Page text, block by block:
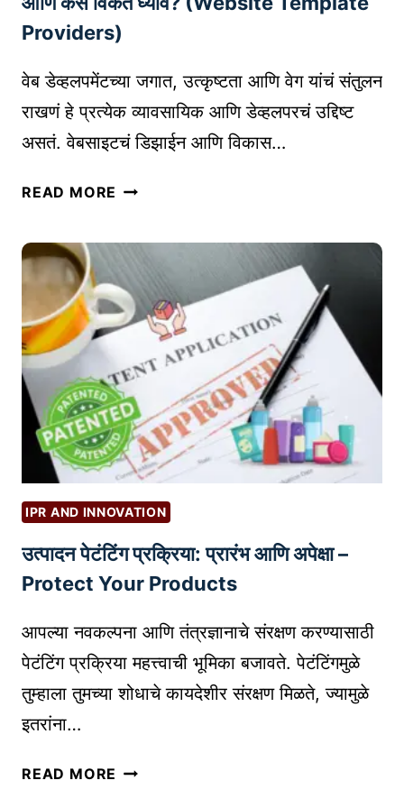
1
0
र्वो
त्त
म
ख
सा
ध
ने
T
O
P
A
I
W
I
T
R
T
O
ची
Providers)
वेब डेव्हलपमेंटच्या जगात, उत्कृष्टता आणि वेग यांचं संतुलन
राखणं हे प्रत्येक व्यावसायिक आणि डेव्हलपरचं उद्दिष्ट
असतं. वेबसाइटचं डिझाईन आणि विकास…
READ MORE वे
ल
प
में
ला
ग
ती
दे
णा
रे
स
र्वो
त्त
टे
ले
ट्स
ठे
IPR AND INNOVATION
उत्पादन पेटंटिंग प्रक्रिया: प्रारंभ आणि अपेक्षा –
Protect Your Products
आपल्या नवकल्पना आणि तंत्रज्ञानाचे संरक्षण करण्यासाठी
पेटंटिंग प्रक्रिया महत्त्वाची भूमिका बजावते. पेटंटिंगमुळे
तुम्हाला तुमच्या शोधाचे कायदेशीर संरक्षण मिळते, ज्यामुळे
इतरांना…
READ MORE उ